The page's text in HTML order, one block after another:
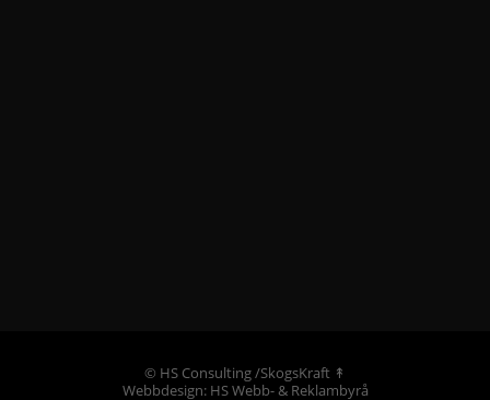
© HS Consulting /SkogsKraft ↟
Webbdesign: HS Webb- & Reklambyrå